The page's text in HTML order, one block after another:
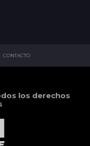
CONTACTO
los derechos